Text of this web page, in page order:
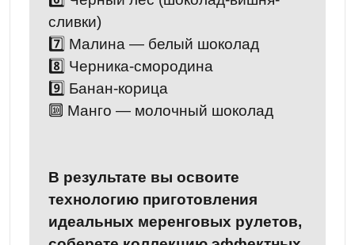
сливки)
7️⃣ Малина — белый шоколад
8️⃣ Черника-смородина
9️⃣ Банан-корица
🔟 Манго — молочный шоколад
В результате вы освоите
технологию приготовления
идеальных меренговых рулетов,